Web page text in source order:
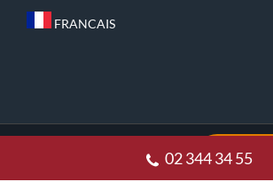
FRANCAIS
CONDITIONS GÉNÉRALES DE
02 344 34 55